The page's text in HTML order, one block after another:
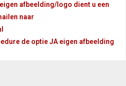
afbeelding/logo dient u een
naar
de optie JA eigen afbeelding